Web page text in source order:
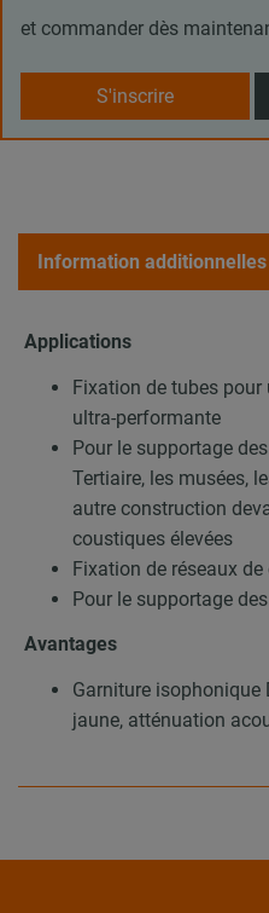
et commander dès
S'inscrire
Information additionnelles
Applications
Fixation de tubes
ultra-performante
Pour le supportage
Tertiaire, les musées,
autre construction
coustiques élevées
Fixation de réseaux
Pour le supportage
Avantages
Garniture
jaune, atténuation